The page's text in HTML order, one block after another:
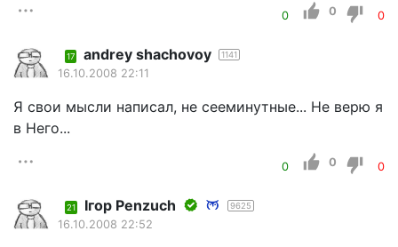
0 0 0
17 andrey shachovoy 1141
16.10.2008 22:11
Я свои мысли написал, не сееминутные... Не верю я
в Него...
0 0 0
21 Iгор Penzuch 9625
16.10.2008 22:52